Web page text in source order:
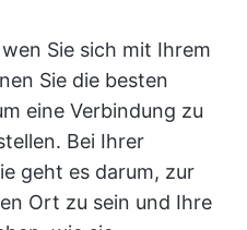
Sie sich mit Ihrem
Sie die besten
eine Verbindung zu
Bei Ihrer
geht es darum, zur
Ort zu sein und Ihre